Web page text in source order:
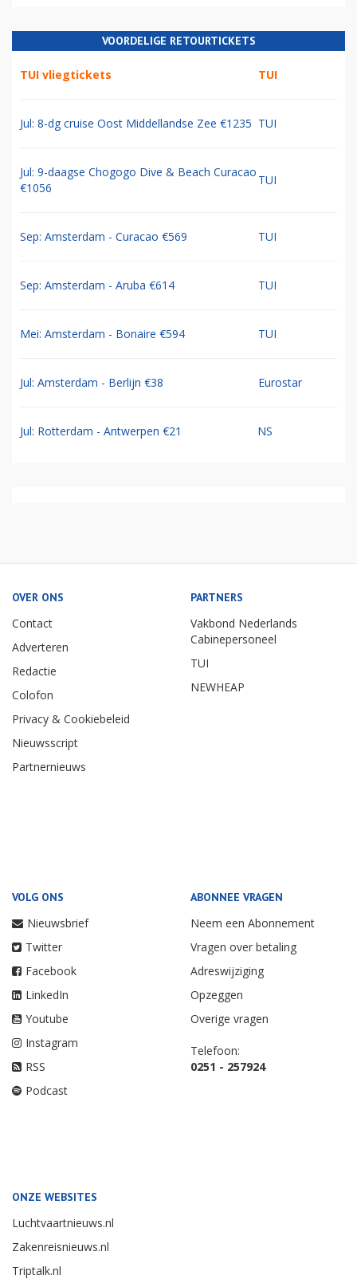
VOORDELIGE RETOURTICKETS
TUI vliegtickets TUI
Jul: 8-dg cruise Oost Middellandse Zee €1235 TUI
Jul: 9-daagse Chogogo Dive & Beach Curacao
€1056
TUI
Sep: Amsterdam - Curacao €569 TUI
Sep: Amsterdam - Aruba €614 TUI
Mei: Amsterdam - Bonaire €594 TUI
Jul: Amsterdam - Berlijn €38 Eurostar
Jul: Rotterdam - Antwerpen €21 NS
OVER ONS
Contact
Adverteren
Redactie
Colofon
Privacy & Cookiebeleid
Nieuwsscript
Partnernieuws
PARTNERS
Vakbond Nederlands
Cabinepersoneel
TUI
NEWHEAP
VOLG ONS
Nieuwsbrief
Twitter
Facebook
LinkedIn
Youtube
Instagram
RSS
Podcast
ABONNEE VRAGEN
Neem een Abonnement
Vragen over betaling
Adreswijziging
Opzeggen
Overige vragen
Telefoon:
0251 - 257924
ONZE WEBSITES
Luchtvaartnieuws.nl
Zakenreisnieuws.nl
Triptalk.nl